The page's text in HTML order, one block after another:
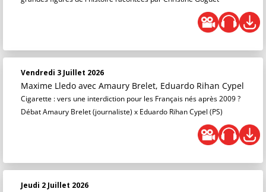
Vendredi 3 Juillet 2026
Maxime Lledo avec Amaury Brelet, Eduardo Rihan Cypel
Cigarette : vers une interdiction pour les Français nés après 2009 ?
Débat Amaury Brelet (journaliste) x Eduardo Rihan Cypel (PS)
Jeudi 2 Juillet 2026